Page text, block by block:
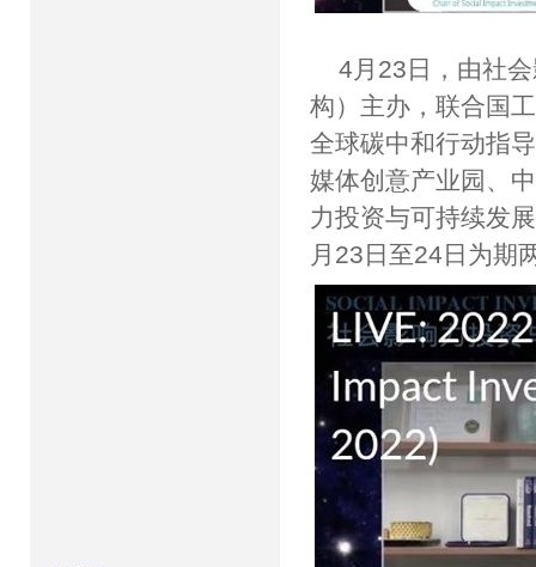
4月23日，由社
构）主办，联合国
全球碳中和行动指
媒体创意产业园、
力投资与可持续发
月23日至24日为期